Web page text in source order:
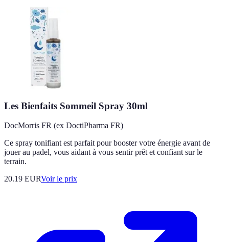
Les Bienfaits Sommeil Spray 30ml
DocMorris FR (ex DoctiPharma FR)
Ce spray tonifiant est parfait pour booster votre énergie avant de
jouer au padel, vous aidant à vous sentir prêt et confiant sur le
terrain.
20.19 EURVoir le prix